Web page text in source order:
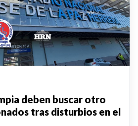
deben buscar otro
tras disturbios en el